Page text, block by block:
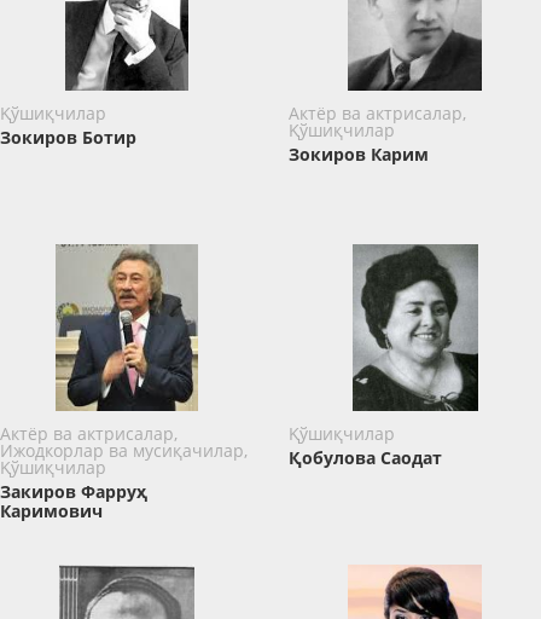
Қўшиқчилар
Зокиров Ботир
Актёр ва актрисалар,
Қўшиқчилар
Зокиров Карим
Актёр ва актрисалар,
Ижодкорлар ва мусиқачилар,
Қўшиқчилар
Закиров Фарруҳ
Каримович
Қўшиқчилар
Қобулова Саодат